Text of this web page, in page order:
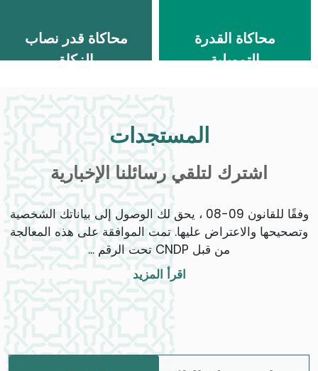
محاكاة القدرة
التمويلية
محاكاة قدر نصاب
الزكاة
المستجدات
اشترك لتلقي رسائلنا الإخبارية
وفقًا للقانون 09-08 ، يحق لك الوصول إلى بياناتك الشخصية
وتصحيحها والاعتراض عليها. تمت الموافقة على هذه المعالجة
من قبل CNDP تحت الرقم ...
اقرأ المزيد